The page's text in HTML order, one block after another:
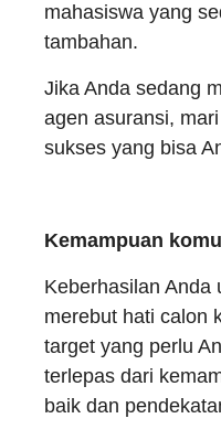
mahasiswa yang
tambahan.
Jika Anda sedang
agen asuransi,
sukses yang bisa
Kemampuan
Keberhasilan Anda
merebut hati calon
target yang perlu
terlepas dari
baik dan